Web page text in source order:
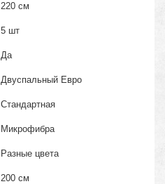
220 см
5 шт
Да
Двуспальный Евро
Стандартная
Микрофибра
Разные цвета
200 см